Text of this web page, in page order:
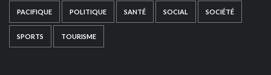
PACIFIQUE POLITIQUE SANTÉ SOCIAL SOCIÉTÉ
SPORTS TOURISME